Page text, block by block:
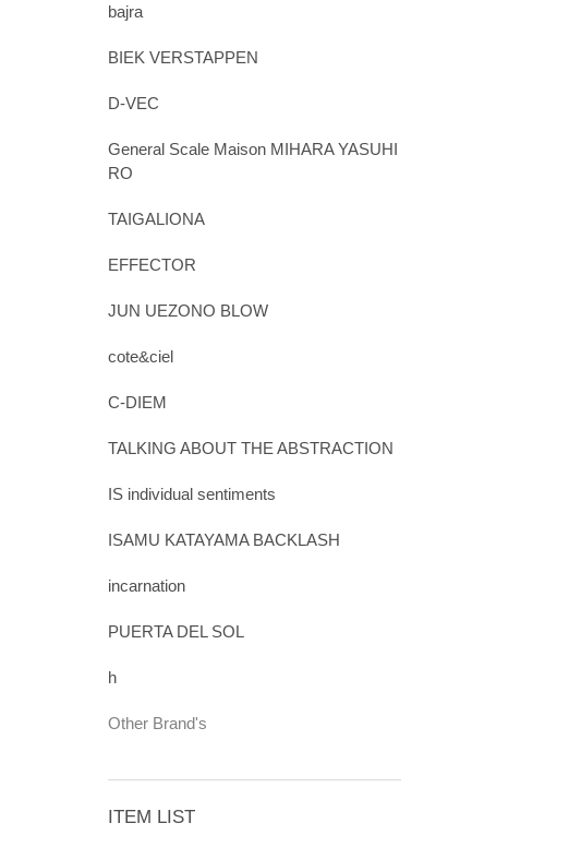
bajra
BIEK VERSTAPPEN
D-VEC
General Scale Maison MIHARA YASUHI
RO
TAIGALIONA
EFFECTOR
JUN UEZONO BLOW
cote&ciel
C-DIEM
TALKING ABOUT THE ABSTRACTION
IS individual sentiments
ISAMU KATAYAMA BACKLASH
incarnation
PUERTA DEL SOL
h
Other Brand's
ITEM LIST